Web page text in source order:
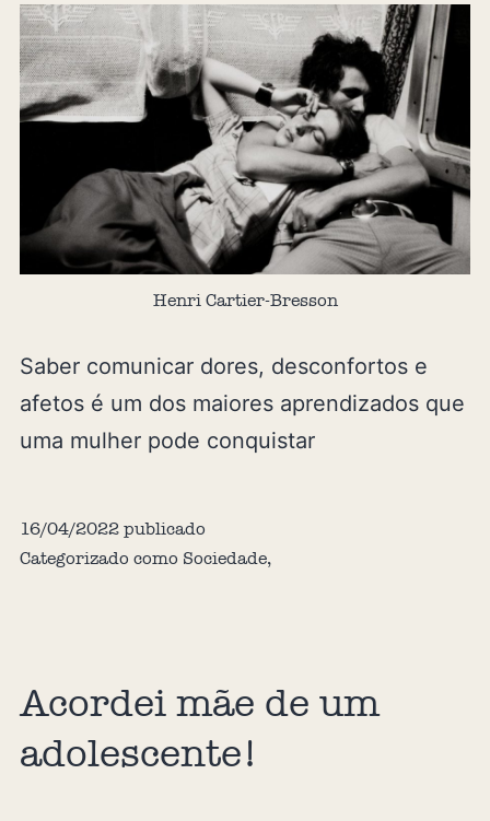
Henri Cartier-Bresson
Saber comunicar dores, desconfortos e
afetos é um dos maiores aprendizados que
uma mulher pode conquistar
16/04/2022publicado
Categorizado como Sociedade,
Acordei mãe de um
adolescente!